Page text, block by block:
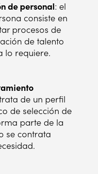
de personal: el
consiste en
procesos de
de talento
lo requiere.
de un perfil
de selección de
parte de la
se contrata